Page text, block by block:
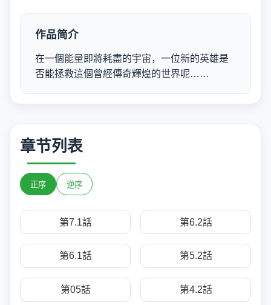
作品简介
在一個能量即將耗盡的宇宙，一位新的英雄是
否能拯救這個曾經傳奇輝煌的世界呢……
章节列表
正序 逆序
第7.1話 第6.2話
第6.1話 第5.2話
第05話 第4.2話